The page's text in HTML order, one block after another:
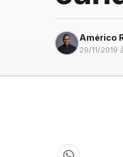
Américo
29/11/2019